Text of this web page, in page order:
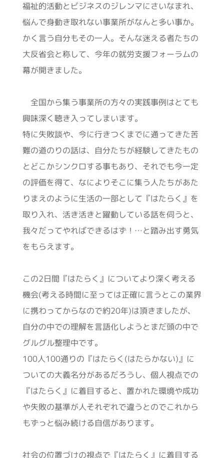
福祉的活動とビジネスのジレンマにさいなまれ、
悩んで身動き取れない事業所がなんと多い事か。
かく言う自分もその一人。そんな迷える者たちの
大反省会と称して、今年の就労支援フォーラムの
幕が開きました。
全国から集う事業所の方々の実践事例はとても
興味深く聴き入ってしまいます。
特に失敗談や、今に行きつくまでに通ってきた苦
難の道のりの話は、自分たちが経験してきたもの
とどこかシンクロする事もあり、それでも今一定
の評価を得て、なによりそこに集う人たちがあた
りまえのように生活の一部として『はたらく』を
取り入れ、活き活きと躍動している話を伺うと、
我々だってやればできるはず！…と踏み出す勇気
をもらえます。
この2日間『はたらく』についてより深く考える
機会(考える時間に至っては正確に言うとこの業界
に携わってからなので約20年)は頂きましたが、
自分の中での理解を言語化しようとまだ頭の中で
グルグル整理中です。
100人100通りの『はたらく(はたらかない)』に
ついての大義名分があるだろうし、個人視点での
『はたらく』に着目すると、置かれた環境や成功
や失敗の基準が人それぞれで違うとのでこれから
もずっと悩み続ける自信があります。
社会の位置づけの視点で『はたらく』に着目する